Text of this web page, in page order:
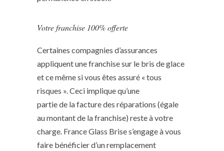
Votre franchise 100% offerte
Certaines compagnies d’assurances
appliquent une franchise sur le bris de glace
et ce même si vous êtes assuré « tous
risques ». Ceci implique qu’une
partie de la facture des réparations (égale
au montant de la franchise) reste à votre
charge. France Glass Brise s’engage à vous
faire bénéficier d’un remplacement